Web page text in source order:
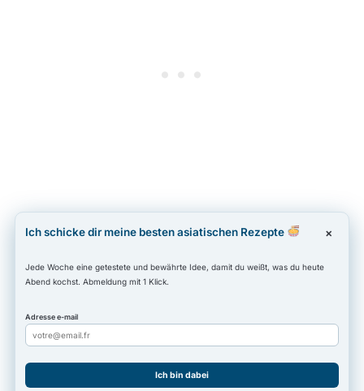
Ich schicke dir meine besten asiatischen Rezepte
Jede Woche eine getestete und bewährte Idee, damit du weißt, was du heute
Abend kochst. Abmeldung mit 1 Klick.
Adresse e-mail
Ich bin dabei
×